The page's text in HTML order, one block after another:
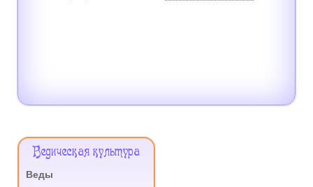
Меню
Ведическая культура
Веды